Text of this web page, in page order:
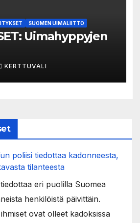
SUOMEN UIMALIITTO
Uimahyppyjen
Salla
KERTTUVALI
poliisi tiedottaa kadonneesta,
tilanteesta
eri puolilla Suomea
henkilöistä päivittäin.
ovat olleet kadoksissa